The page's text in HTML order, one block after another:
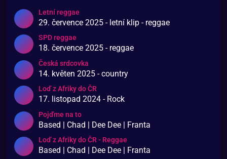
Letní reggae
29. července 2025 - letní klip - reggae
SPD reggae
18. července 2025 - reggae
Česká srdcovka
14. květen 2025 - country
Loď z Afriky do ČR
17. listopad 2024 - Rock
Pojďme na to
Based | Chad | Dee Dee | Franta
Loď z Afriky do ČR - Reggae
Based | Chad | Dee Dee | Franta